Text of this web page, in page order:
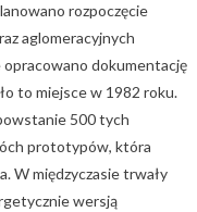
rozpoczęcie
aglomeracyjnych
dokumentację
to miejsce w 1982 roku.
500 tych
prototypów, która
W międzyczasie trwały
wersją